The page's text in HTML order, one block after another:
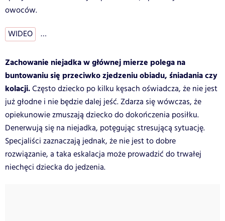
owoców.
WIDEO …
Zachowanie niejadka w głównej mierze polega na
buntowaniu się przeciwko zjedzeniu obiadu, śniadania czy
kolacji.Często dziecko po kilku kęsach oświadcza, że nie jest
już głodne i nie będzie dalej jeść. Zdarza się wówczas, że
opiekunowie zmuszają dziecko do dokończenia posiłku.
Denerwują się na niejadka, potęgując stresującą sytuację.
Specjaliści zaznaczają jednak, że nie jest to dobre
rozwiązanie, a taka eskalacja może prowadzić do trwałej
niechęci dziecka do jedzenia.